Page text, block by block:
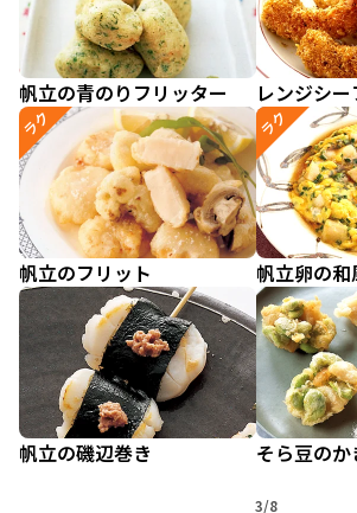
帆立の青のりフリッター レンジシ
ラク
帆立のフリット
ラク
帆立卵の
帆立の磯辺巻き そら豆の
3/8